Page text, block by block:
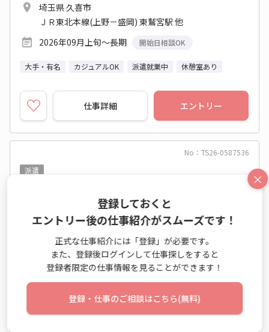
埼玉県 久喜市
ＪＲ東北本線(上野－盛岡) 東鷲宮駅 他
2026年09月上旬～長期
開始日相談OK
大手・有名 カジュアルOK 派遣就業中 休憩室あり
仕事詳細 エントリー
No：TS26-0587536
派遣
時給 1,600円～1,600円
月収例 256,000円+残業代
×
登録しておくと
エントリー後の仕事紹介がスムーズです！
正式な仕事紹介には「登録」が必要です。
また、登録後ログインして仕事探しをすると
登録者限定の仕事情報を見ることができます！
登録・仕事のご相談はこちら(無料)